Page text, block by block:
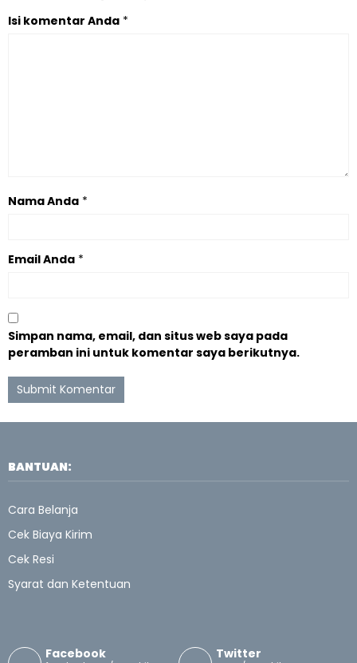
Isi komentar Anda *
Nama Anda *
Email Anda *
Simpan nama, email, dan situs web saya pada
peramban ini untuk komentar saya berikutnya.
BANTUAN:
Cara Belanja
Cek Biaya Kirim
Cek Resi
Syarat dan Ketentuan
Facebook Twitter